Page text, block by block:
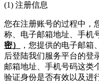
(1) 注册信息
您在注册账号的过程中，
称、电子邮箱地址、手机
密）
，您提供的电子邮箱
后登陆我们服务平台的登
邮箱地址、手机号码这类
验证身份是否有效以及进